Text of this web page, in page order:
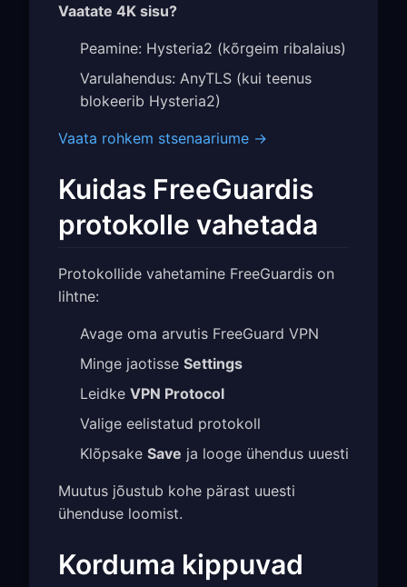
Vaatate 4K sisu?
Peamine: Hysteria2 (kõrgeim ribalaius)
Varulahendus: AnyTLS (kui teenus
blokeerib Hysteria2)
Vaata rohkem stsenaariume →
Kuidas FreeGuardis
protokolle vahetada
Protokollide vahetamine FreeGuardis on
lihtne:
Avage oma arvutis FreeGuard VPN
Minge jaotisse Settings
Leidke VPN Protocol
Valige eelistatud protokoll
Klõpsake Save ja looge ühendus uuesti
Muutus jõustub kohe pärast uuesti
ühenduse loomist.
Korduma kippuvad